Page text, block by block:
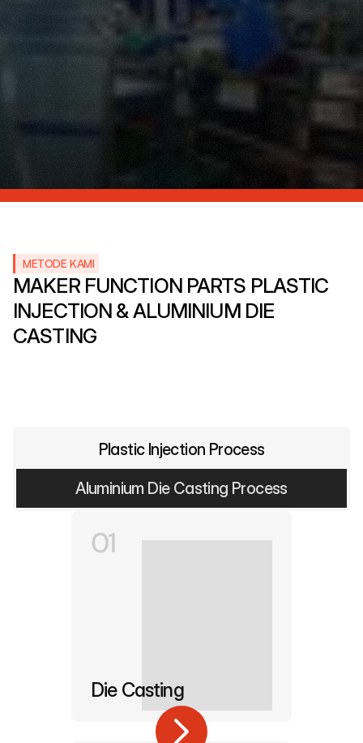
METODE KAMI
MAKER FUNCTION PARTS PLASTIC
INJECTION & ALUMINIUM DIE
CASTING
Plastic Injection Process
Aluminium Die Casting Process
01
Die Casting